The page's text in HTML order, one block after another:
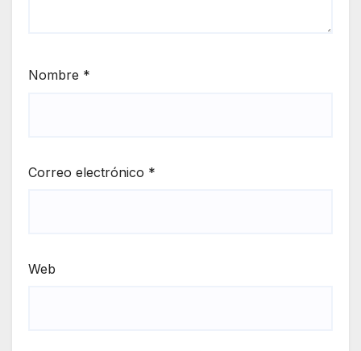
Nombre *
Correo electrónico *
Web